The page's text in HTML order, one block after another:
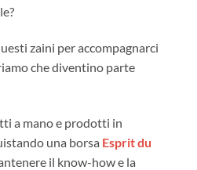
zaini per accompagnarci
che diventino parte
a mano e prodotti in
una borsa Esprit du
il know-how e la